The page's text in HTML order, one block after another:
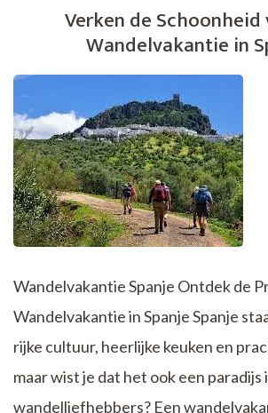
Verken de Schoonheid
Wandelvakantie in
Wandelvakantie Spanje Ontdek de
Wandelvakantie in Spanje Spanje
rijke cultuur, heerlijke keuken en
maar wist je dat het ook een paradijs
wandelliefhebbers? Een